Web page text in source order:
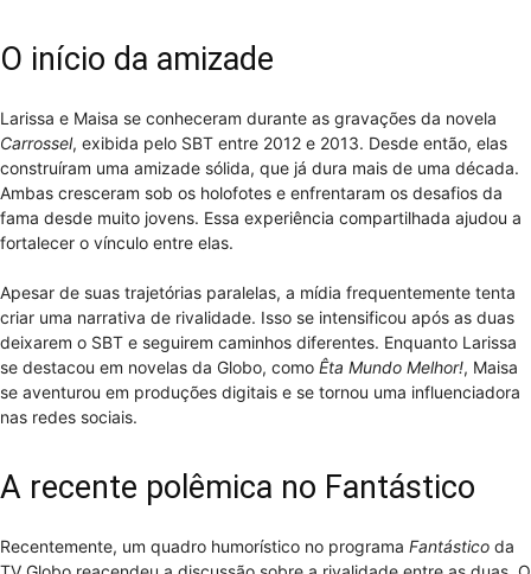
O início da amizade
Larissa e Maisa se conheceram durante as gravações da novela
Carrossel, exibida pelo SBT entre 2012 e 2013. Desde então, elas
construíram uma amizade sólida, que já dura mais de uma década.
Ambas cresceram sob os holofotes e enfrentaram os desafios da
fama desde muito jovens. Essa experiência compartilhada ajudou a
fortalecer o vínculo entre elas.
Apesar de suas trajetórias paralelas, a mídia frequentemente tenta
criar uma narrativa de rivalidade. Isso se intensificou após as duas
deixarem o SBT e seguirem caminhos diferentes. Enquanto Larissa
se destacou em novelas da Globo, como Êta Mundo Melhor!, Maisa
se aventurou em produções digitais e se tornou uma influenciadora
nas redes sociais.
A recente polêmica no Fantástico
Recentemente, um quadro humorístico no programa Fantástico da